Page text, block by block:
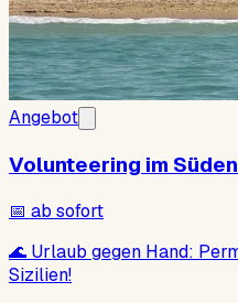
Angebot
Volunteering im
📅 ab sofort
🌊 Urlaub gegen Hand:
Sizilien!